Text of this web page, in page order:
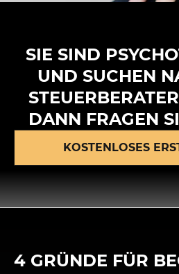
SIE SIND
UND SUCHEN
DANN FRAGEN
KOSTENLOSES
4 GRÜNDE FÜR